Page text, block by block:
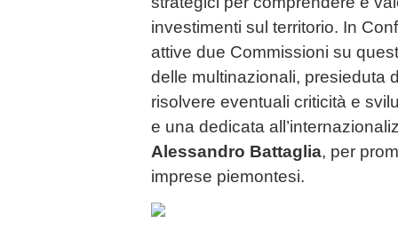
investimenti sul territorio. In
attive due Commissioni su
delle multinazionali, presieduta
risolvere eventuali criticità e
e una dedicata
Alessandro Battaglia, per
imprese piemontesi.